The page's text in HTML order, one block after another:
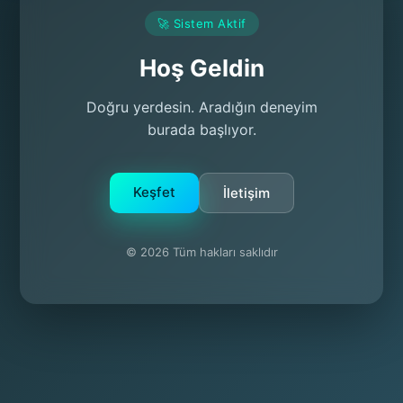
🚀 Sistem Aktif
Hoş Geldin
Doğru yerdesin. Aradığın deneyim
burada başlıyor.
Keşfet İletişim
© 2026 Tüm hakları saklıdır